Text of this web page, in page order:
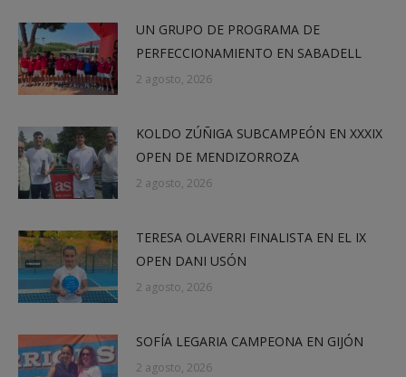
UN GRUPO DE PROGRAMA DE
PERFECCIONAMIENTO EN SABADELL
2 agosto, 2026
KOLDO ZÚÑIGA SUBCAMPEÓN EN XXXIX
OPEN DE MENDIZORROZA
2 agosto, 2026
TERESA OLAVERRI FINALISTA EN EL IX
OPEN DANI USÓN
2 agosto, 2026
SOFÍA LEGARIA CAMPEONA EN GIJÓN
2 agosto, 2026